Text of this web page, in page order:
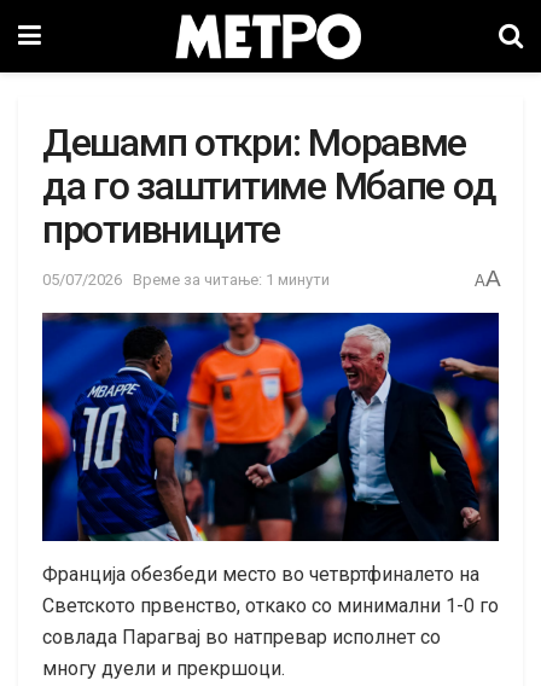
Дешамп откри: Моравме
да го заштитиме Мбапе од
противниците
05/07/2026 Време за читање: 1 минути AA
Франција обезбеди место во четвртфиналето на
Светското првенство, откако со минимални 1-0 го
совлада Парагвај во натпревар исполнет со
многу дуели и прекршоци.